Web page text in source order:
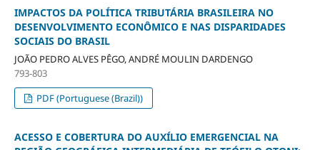
IMPACTOS DA POLÍTICA TRIBUTÁRIA BRASILEIRA NO
DESENVOLVIMENTO ECONÔMICO E NAS DISPARIDADES
SOCIAIS DO BRASIL
JOÃO PEDRO ALVES PÊGO, ANDRÉ MOULIN DARDENGO
793-803
PDF (Portuguese (Brazil))
ACESSO E COBERTURA DO AUXÍLIO EMERGENCIAL NA